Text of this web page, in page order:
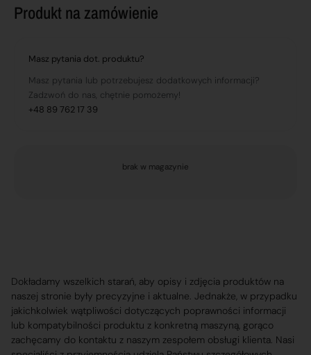
Produkt na zamówienie
Masz pytania dot. produktu?
Masz pytania lub potrzebujesz dodatkowych informacji?
Zadzwoń do nas, chętnie pomożemy!
+48 89 762 17 39
brak w magazynie
Dokładamy wszelkich starań, aby opisy i zdjęcia produktów na
naszej stronie były precyzyjne i aktualne. Jednakże, w przypadku
jakichkolwiek wątpliwości dotyczących poprawności informacji
lub kompatybilności produktu z konkretną maszyną, gorąco
zachęcamy do kontaktu z naszym zespołem obsługi klienta. Nasi